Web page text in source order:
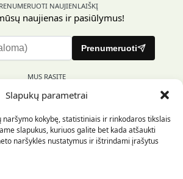
Slapukų parametrai
naršymo kokybę, statistiniais ir rinkodaros tikslais
slapukus, kuriuos galite bet kada atšaukti
naršyklės nustatymus ir ištrindami įrašytus
NAUJIENLAIŠKĮ
naujienas ir pasiūlymus!
Prenumeruoti
MUS RASITE